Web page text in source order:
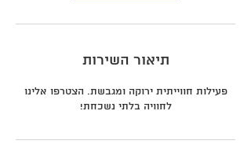
תיאור השירות
פעילות חווייתית ירוקה ומגבשת. הצטרפו אלינו
לחוויה בלתי נשכחת!